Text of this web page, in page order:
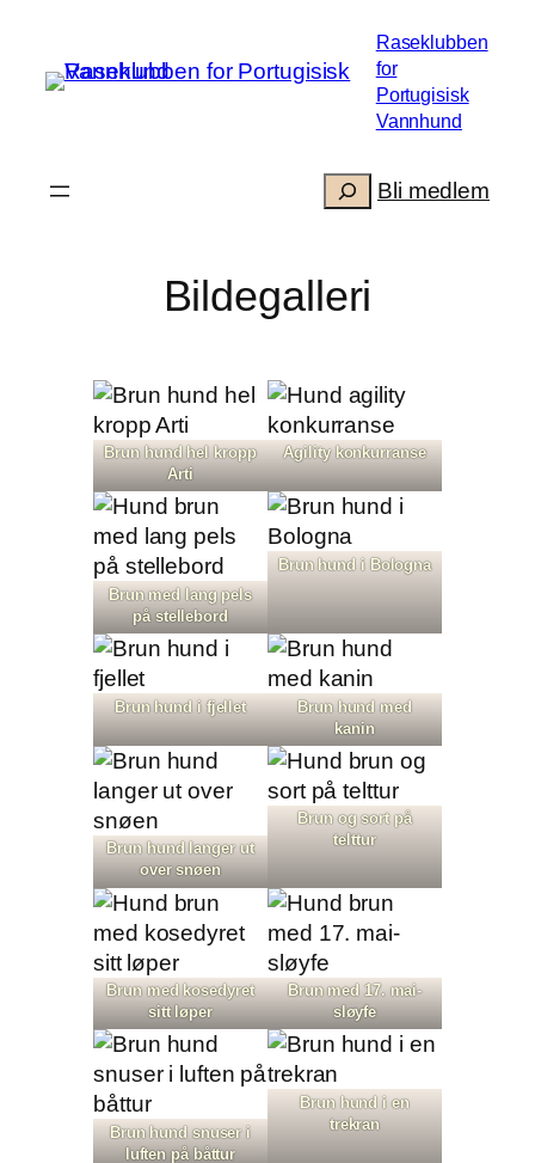
innhold
Raseklubben
for
Portugisisk
Vannhund
Søk Bli medlem
Bildegalleri
Brun hund hel kropp
Arti
Agility konkurranse
Brun med lang pels
på stellebord
Brun hund i Bologna
Brun hund i fjellet
Brun hund med
kanin
Brun hund langer ut
over snøen
Brun og sort på
telttur
Brun med kosedyret
sitt løper
Brun med 17. mai-
sløyfe
Brun hund snuser i
luften på båttur
Brun hund i en
trekran